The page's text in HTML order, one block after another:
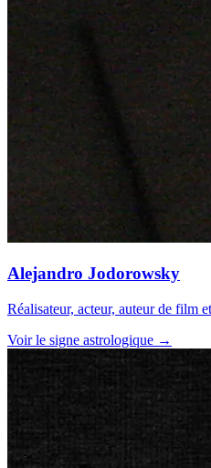
Alejandro Jodorowsky
Réalisateur, acteur, auteur de film
Voir le signe astrologique →